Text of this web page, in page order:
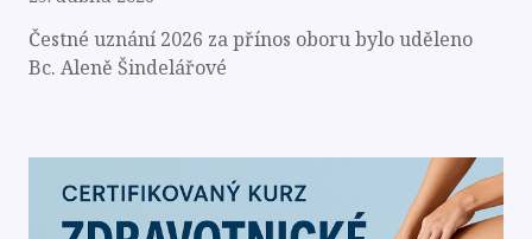
Čestné uznání 2026 za přínos oboru bylo uděleno
Bc. Aleně Šindelářové